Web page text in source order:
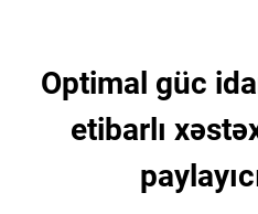
Optimal güc
etibarlı